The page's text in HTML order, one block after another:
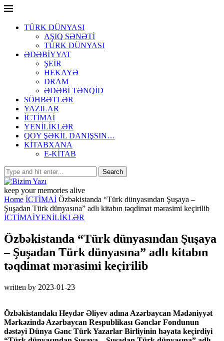
TÜRK DÜNYASI
AŞIQ SƏNƏTİ
TÜRK DÜNYASI
ƏDƏBİYYAT
ŞEİR
HEKAYƏ
DRAM
ƏDƏBİ TƏNQİD
SÖHBƏTLƏR
YAZILAR
İCTİMAİ
YENİLİKLƏR
QOY ŞƏKİL DANIŞSIN…
KİTABXANA
E-KİTAB
keep your memories alive
Home İCTİMAİ Özbəkistanda “Türk dünyasından Şuşaya –
Şuşadan Türk dünyasına” adlı kitabın təqdimat mərasimi keçirilib
İCTİMAİYENİLİKLƏR
Özbəkistanda “Türk dünyasından Şuşaya
– Şuşadan Türk dünyasına” adlı kitabın
təqdimat mərasimi keçirilib
written by 2023-01-23
Özbəkistandakı Heydər Əliyev adına Azərbaycan Mədəniyyət
Mərkəzində Azərbaycan Respublikası Gənclər Fondunun
dəstəyi Dünya Gənc Türk Yazarlar Birliyinin həyata keçirdiyi